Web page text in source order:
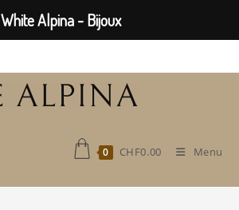
0 CHF0.00 Menu
White Alpina - Bijoux